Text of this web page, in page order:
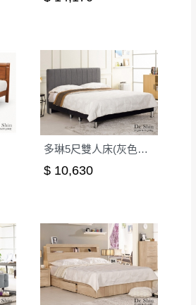
若需回收家俱可聯絡當地請清潔隊
線：0800-085-717
於三日內完成付款，
交易恕不
價格售出
，且在特定時日會給
。
的匯款或轉帳通知，商品將不
運專線：0800-085-717。
多琳5尺雙人床(灰色布)(1017-2+1004)│床架
$ 10,630